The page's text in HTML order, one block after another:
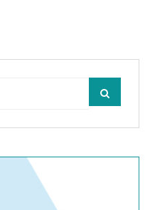
del seguro médico
fuera de España